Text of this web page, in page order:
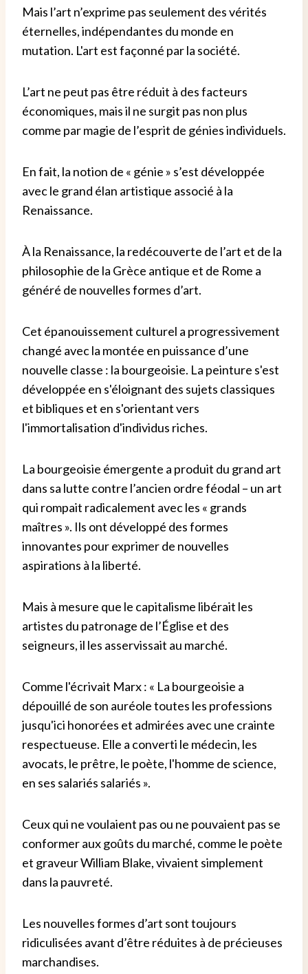
Mais l’art n’exprime pas seulement des vérités
éternelles, indépendantes du monde en
mutation. L'art est façonné par la société.
L’art ne peut pas être réduit à des facteurs
économiques, mais il ne surgit pas non plus
comme par magie de l’esprit de génies individuels.
En fait, la notion de « génie » s’est développée
avec le grand élan artistique associé à la
Renaissance.
À la Renaissance, la redécouverte de l’art et de la
philosophie de la Grèce antique et de Rome a
généré de nouvelles formes d’art.
Cet épanouissement culturel a progressivement
changé avec la montée en puissance d’une
nouvelle classe : la bourgeoisie. La peinture s'est
développée en s'éloignant des sujets classiques
et bibliques et en s'orientant vers
l'immortalisation d'individus riches.
La bourgeoisie émergente a produit du grand art
dans sa lutte contre l’ancien ordre féodal – un art
qui rompait radicalement avec les « grands
maîtres ». Ils ont développé des formes
innovantes pour exprimer de nouvelles
aspirations à la liberté.
Mais à mesure que le capitalisme libérait les
artistes du patronage de l’Église et des
seigneurs, il les asservissait au marché.
Comme l'écrivait Marx : « La bourgeoisie a
dépouillé de son auréole toutes les professions
jusqu'ici honorées et admirées avec une crainte
respectueuse. Elle a converti le médecin, les
avocats, le prêtre, le poète, l'homme de science,
en ses salariés salariés ».
Ceux qui ne voulaient pas ou ne pouvaient pas se
conformer aux goûts du marché, comme le poète
et graveur William Blake, vivaient simplement
dans la pauvreté.
Les nouvelles formes d’art sont toujours
ridiculisées avant d’être réduites à de précieuses
marchandises.